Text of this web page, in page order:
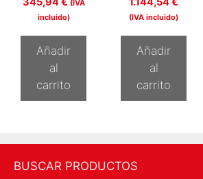
(IVA
incluido)
Añadir
al
carrito
(IVA incluido)
Añadir
al
carrito
BUSCAR PRODUCTOS